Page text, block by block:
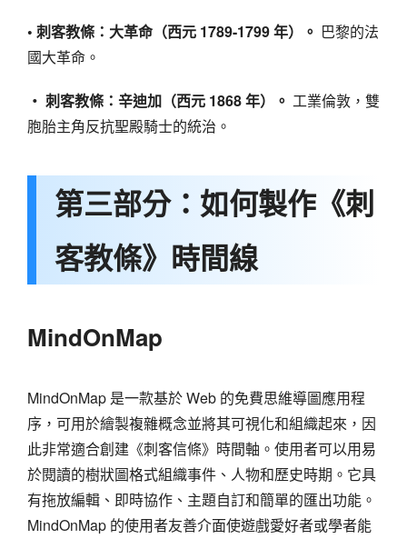
• 刺客教條：大革命（西元 1789-1799 年）。 巴黎的法
國大革命。
‧ 刺客教條：辛迪加（西元 1868 年）。 工業倫敦，雙
胞胎主角反抗聖殿騎士的統治。
第三部分：如何製作《刺
客教條》時間線
MindOnMap
MindOnMap 是一款基於 Web 的免費思維導圖應用程
序，可用於繪製複雜概念並將其可視化和組織起來，因
此非常適合創建《刺客信條》時間軸。使用者可以用易
於閱讀的樹狀圖格式組織事件、人物和歷史時期。它具
有拖放編輯、即時協作、主題自訂和簡單的匯出功能。
MindOnMap 的使用者友善介面使遊戲愛好者或學者能